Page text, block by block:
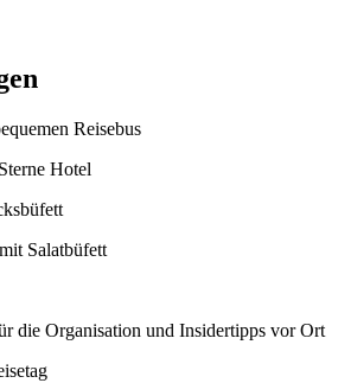
Reisebus
Hotel
Salatbüfett
die Organisation und Insidertipps vor Ort